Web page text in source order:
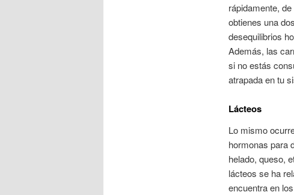
rápidamente,
obtienes una
desequilibrios
Además, las
si no estás
atrapada en tu
Lácteos
Lo mismo
hormonas para
helado, queso,
lácteos se ha
encuentra en